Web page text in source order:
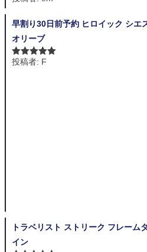
早割り30日前予約 ヒロイック シエ
オリーブ
5段階中 5の
投稿者: F
トラベリスト ストリーク フレーム
イン